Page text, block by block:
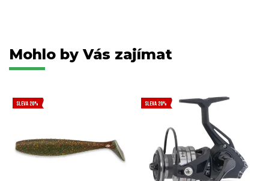
Mohlo by Vás zajímat
SLEVA 20% SLEVA 20%